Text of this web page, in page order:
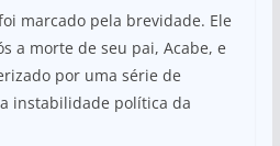
marcado pela brevidade. Ele
a morte de seu pai, Acabe, e
por uma série de
instabilidade política da